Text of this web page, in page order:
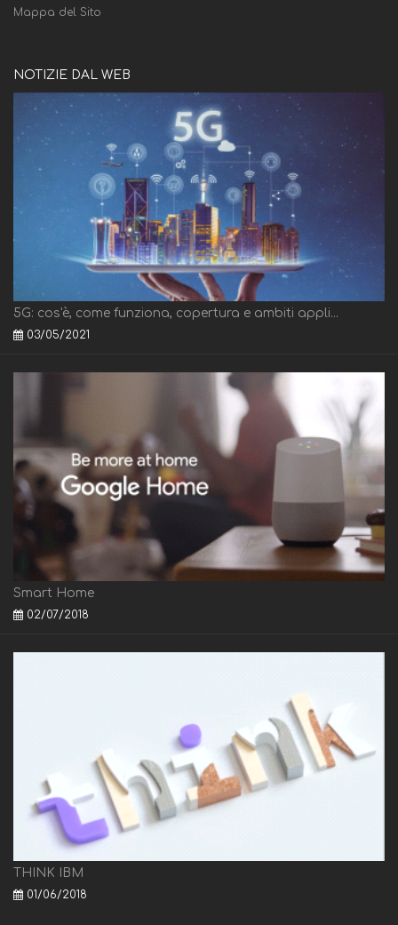
Mappa del Sito
NOTIZIE DAL WEB
5G: cos'è, come funziona, copertura e ambiti appli...
03/05/2021
Smart Home
02/07/2018
THINK IBM
01/06/2018